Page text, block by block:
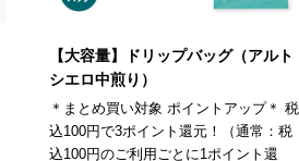
【大容量】ドリップバッグ（アルト
シエロ中煎り）
＊まとめ買い対象 ポイントアップ＊ 税
込100円で3ポイント還元！（通常：税
込100円のご利用ごとに1ポイント還